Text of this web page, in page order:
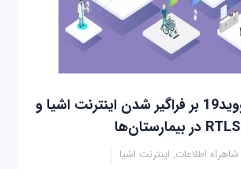
تأثیر شیوع کووید19 بر فراگیر شدن اینترنت اشیا و
RTLS در بیمارستان‌ها
شاهراه اطلاعات, اینترنت اشیا